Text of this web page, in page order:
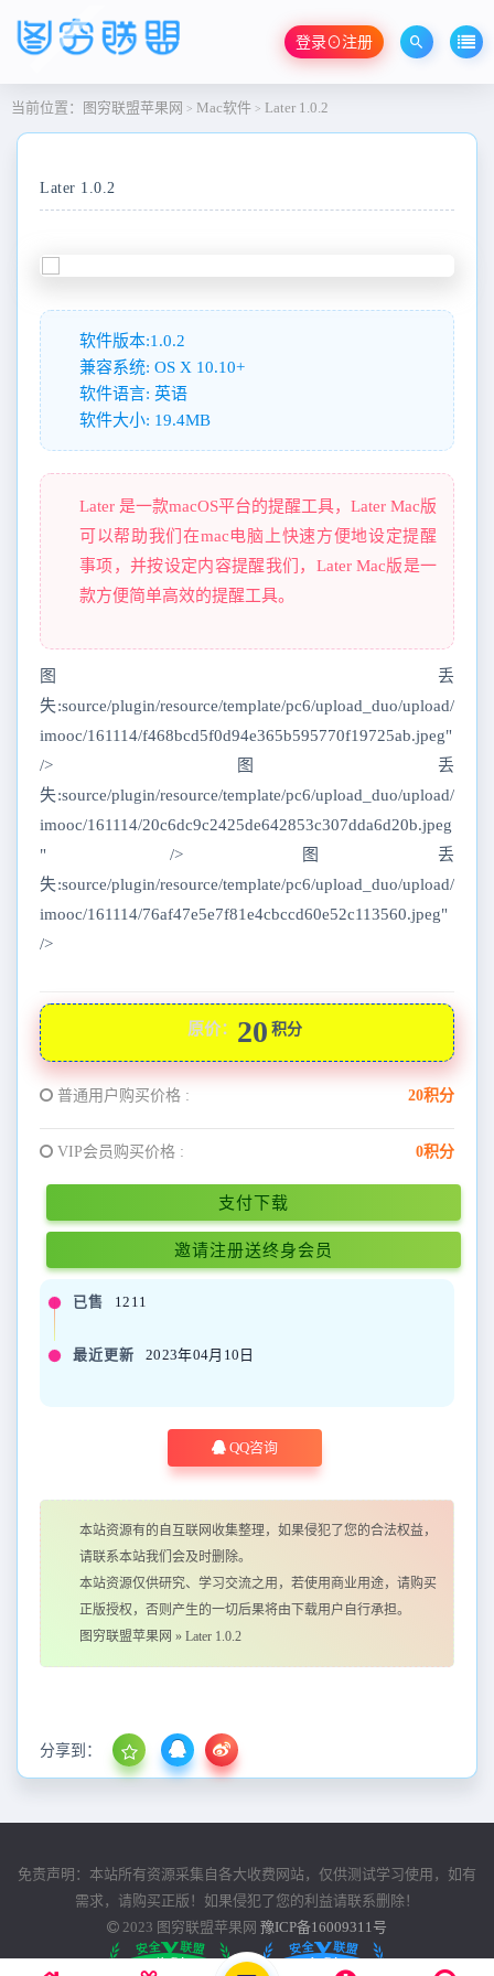
登录⊙注册
当前位置： 图穷联盟苹果网 > Mac软件 > Later 1.0.2
Later 1.0.2
软件版本:1.0.2
兼容系统: OS X 10.10+
软件语言: 英语
软件大小: 19.4MB
Later 是一款macOS平台的提醒工具，Later Mac版
可以帮助我们在mac电脑上快速方便地设定提醒
事项，并按设定内容提醒我们，Later Mac版是一
款方便简单高效的提醒工具。
图丢
失:source/plugin/resource/template/pc6/upload_duo/upload/
imooc/161114/f468bcd5f0d94e365b595770f19725ab.jpeg"
/>图丢
失:source/plugin/resource/template/pc6/upload_duo/upload/
imooc/161114/20c6dc9c2425de642853c307dda6d20b.jpeg
" />图丢
失:source/plugin/resource/template/pc6/upload_duo/upload/
imooc/161114/76af47e5e7f81e4cbccd60e52c113560.jpeg"
/>
原价： 20 积分
普通用户购买价格 : 20积分
VIP会员购买价格 : 0积分
支付下载
邀请注册送终身会员
已售 1211
最近更新 2023年04月10日
QQ咨询
本站资源有的自互联网收集整理，如果侵犯了您的合法权益，
请联系本站我们会及时删除。
本站资源仅供研究、学习交流之用，若使用商业用途，请购买
正版授权，否则产生的一切后果将由下载用户自行承担。
图穷联盟苹果网 » Later 1.0.2
分享到：
免责声明：本站所有资源采集自各大收费网站，仅供测试学习使用，如有
需求，请购买正版！如果侵犯了您的利益请联系删除！
2023 图穷联盟苹果网 豫ICP备16009311号